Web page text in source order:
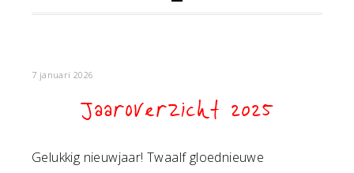
7 januari 2026
Jaaroverzicht 2025
Gelukkig nieuwjaar! Twaalf gloednieuwe